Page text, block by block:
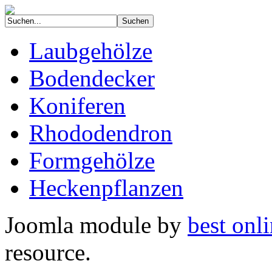
Laubgehölze
Bodendecker
Koniferen
Rhododendron
Formgehölze
Heckenpflanzen
Joomla module by best
resource.